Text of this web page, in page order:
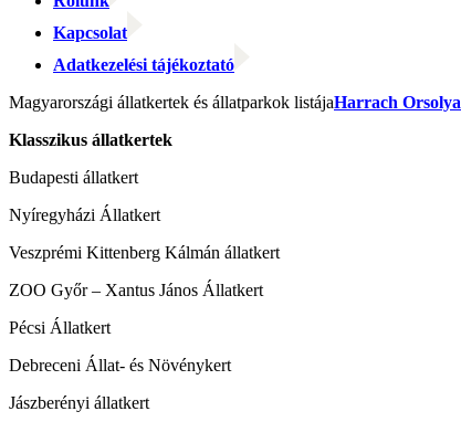
Kapcsolat
Adatkezelési tájékoztató
Facebook
Facebook
Email:
Magyarországi állatkertek és állatparkok listájaHarrach Orsolya
Klasszikus állatkertek
Budapesti állatkert
Nyíregyházi Állatkert
Veszprémi Kittenberg Kálmán állatkert
ZOO Győr – Xantus János Állatkert
Pécsi Állatkert
Debreceni Állat- és Növénykert
Jászberényi állatkert